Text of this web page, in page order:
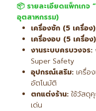
📦 รายละเอียดแพ็กเกจ
อุตสาหกรรม)
เครื่องซัก (5 เครื่อง
เครื่องอบ (5 เครื่อง
งานระบบครบวงจร:
Super Safety
อุปกรณ์เสริม: เครื่อ
อัตโนมัติ
ตกแต่งร้าน:ใช้วัสดุ
เด่น